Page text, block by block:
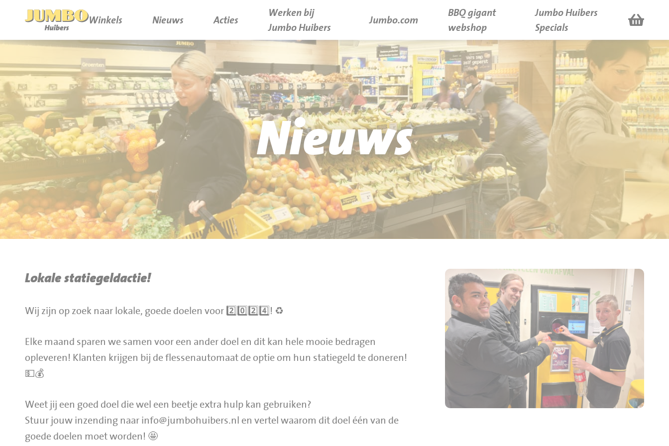
Winkels Nieuws Acties
Werken bij
Jumbo Huibers
Jumbo.com
BBQ gigant
webshop
Jumbo Huibers
Specials
P.W.A. Park
Bruïneplein
Petenbos
Nieuws
Acties
Werken bij Jumbo Huibers
Vacatures en Solliciteren
Werken en leren
Jumbo.com
BBQ gigant webshop
Nieuws
Lokale statiegeldactie!
Wij zijn op zoek naar lokale, goede doelen voor 2️⃣0️⃣2️⃣4️⃣! ♻️
Elke maand sparen we samen voor een ander doel en dit kan hele mooie bedragen
opleveren! Klanten krijgen bij de flessenautomaat de optie om hun statiegeld te doneren!
💵💰
Weet jij een goed doel die wel een beetje extra hulp kan gebruiken?
Stuur jouw inzending naar info@jumbohuibers.nl en vertel waarom dit doel één van de
goede doelen moet worden! 🤩